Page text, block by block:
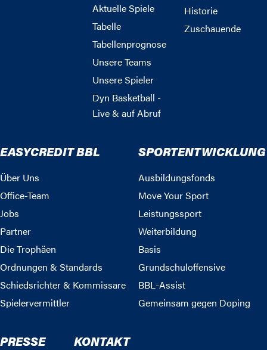
Aktuelle Spiele
Tabelle
Tabellenprognose
Unsere Teams
Unsere Spieler
Dyn Basketball -
Live & auf Abruf
Historie
Zuschauende
EASYCREDIT BBL
Über Uns
Office-Team
Jobs
Partner
Die Trophäen
Ordnungen & Standards
Schiedsrichter & Kommissare
Spielervermittler
SPORTENTWICKLUNG
Ausbildungsfonds
Move Your Sport
Leistungssport
Weiterbildung
Basis
Grundschuloffensive
BBL-Assist
Gemeinsam gegen Doping
PRESSE KONTAKT